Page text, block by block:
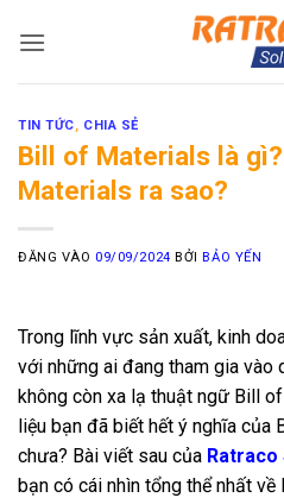
qua
TIN TỨC, CHIA SẺ
Bill of Materials là
Materials ra sao?
ĐĂNG VÀO 09/09/2024 BỞIBẢO YẾN
Trong lĩnh vực sản xuất, kinh
với những ai đang tham gia vào
không còn xa lạ thuật ngữ Bill
liệu bạn đã biết hết ý nghĩa của
chưa? Bài viết sau của Ratraco
bạn có cái nhìn tổng thể nhất về